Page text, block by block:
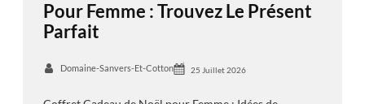
Pour Femme : Trouvez Le Présent
Parfait
Domaine-Sanvers-Et-Cotton 25 Juillet 2026